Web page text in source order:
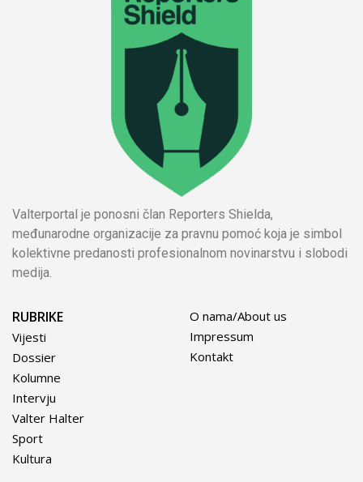
Valterportal je ponosni član Reporters Shielda,
međunarodne organizacije za pravnu pomoć koja je simbol
kolektivne predanosti profesionalnom novinarstvu i slobodi
medija.
RUBRIKE
Vijesti
Dossier
Kolumne
Intervju
Valter Halter
Sport
Kultura
O nama/About us
Impressum
Kontakt